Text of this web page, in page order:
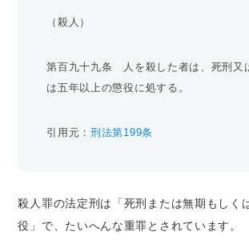
（殺人）
第百九十九条 人を殺した者は、死刑又
は五年以上の懲役に処する。
引用元：刑法第199条
殺人罪の法定刑は「死刑または無期もしく
役」で、たいへんな重罪とされています。